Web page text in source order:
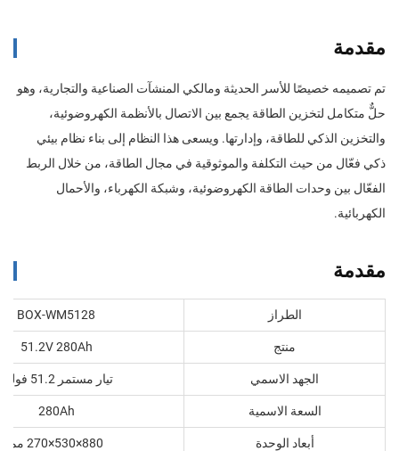
مقدمة
تم تصميمه خصيصًا للأسر الحديثة ومالكي المنشآت الصناعية والتجارية، وهو
حلٌّ متكامل لتخزين الطاقة يجمع بين الاتصال بالأنظمة الكهروضوئية،
والتخزين الذكي للطاقة، وإدارتها. ويسعى هذا النظام إلى بناء نظام بيئي
ذكي فعّال من حيث التكلفة والموثوقية في مجال الطاقة، من خلال الربط
الفعّال بين وحدات الطاقة الكهروضوئية، وشبكة الكهرباء، والأحمال
الكهربائية.
مقدمة
الطراز BOX-WM5128
منتج 51.2V 280Ah
الجهد الاسمي تيار مستمر 51.2 فولت
السعة الاسمية 280Ah
أبعاد الوحدة 880×530×270 مم